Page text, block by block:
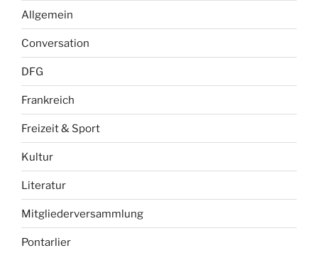
Allgemein
Conversation
DFG
Frankreich
Freizeit & Sport
Kultur
Literatur
Mitgliederversammlung
Pontarlier